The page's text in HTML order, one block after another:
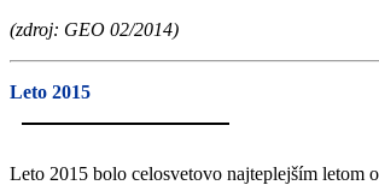
(zdroj: GEO 02/2014)
Leto 2015
Leto 2015 bolo celosvetovo najteplejším letom